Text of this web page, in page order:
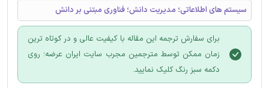
سیستم های اطلاعاتی؛ مدیریت دانش؛ فناوری مبتنی بر دانش
برای سفارش ترجمه این مقاله با کیفیت عالی و در کوتاه ترین
زمان ممکن توسط مترجمین مجرب سایت ایران عرضه؛ روی
دکمه سبز رنگ کلیک نمایید.